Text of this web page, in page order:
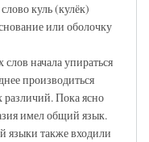
куль (кулёк)
или оболочку
начала упираться
производиться
Пока ясно
имел общий язык.
языки также входили